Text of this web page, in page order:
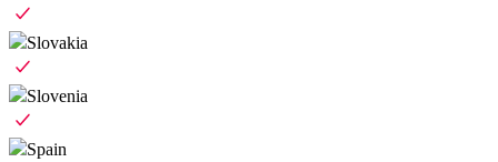
Slovakia
Slovenia
Spain